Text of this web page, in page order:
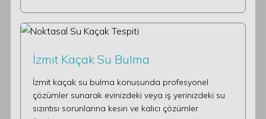
İzmit Kaçak Su Bulma
İzmit kaçak su bulma konusunda profesyonel
çözümler sunarak evinizdeki veya iş yerinizdeki su
sızıntısı sorunlarına kesin ve kalıcı çözümler